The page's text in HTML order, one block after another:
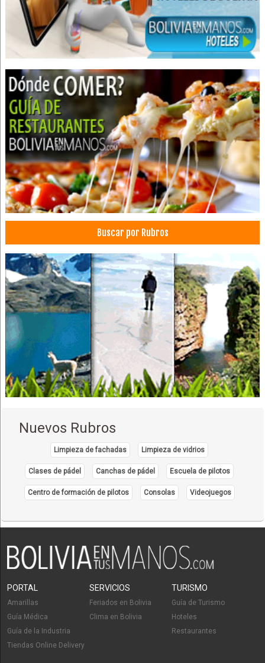
Buscar por Rubros
Nuevos Rubros
Limpieza de fachadas Limpieza de vidrios
Clases de pádel Canchas de pádel Escuela de pilotos
Centro de formación de pilotos Consolas Videojuegos
PORTAL
Amarillas
Guía Médica
Guía de la Industria
Tiendas Online Delivery
SERVICIOS
Feriados en Bolivia
Clima en Bolivia
TURISMO
Guía de Turismo
Hoteles
Restaurantes